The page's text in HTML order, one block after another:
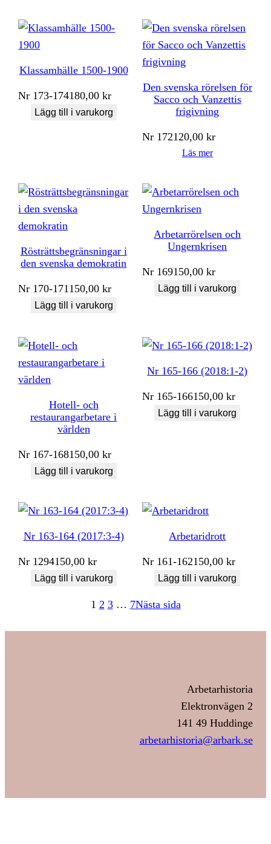
Klassamhälle 1500-1900
Nr 173-174180,00kr
Lägg till i varukorg
Den svenska rörelsen för
Sacco och Vanzettis
frigivning
Nr 172120,00kr
Läs mer
Rösträttsbegränsningar i
den svenska demokratin
Nr 170-171150,00kr
Lägg till i varukorg
Arbetarrörelsen och
Ungernkrisen
Nr 169150,00kr
Lägg till i varukorg
Hotell- och
restaurangarbetare i
världen
Nr 167-168150,00kr
Lägg till i varukorg
Nr 165-166 (2018:1-2)
Nr 165-166150,00kr
Lägg till i varukorg
Nr 163-164 (2017:3-4)
Nr 1294150,00kr
Lägg till i varukorg
Arbetaridrott
Nr 161-162150,00kr
Lägg till i varukorg
1 2 3 … 7Nästa sida
Arbetarhistoria
Elektronvägen 2
141 49 Huddinge
arbetarhistoria@arbark.se